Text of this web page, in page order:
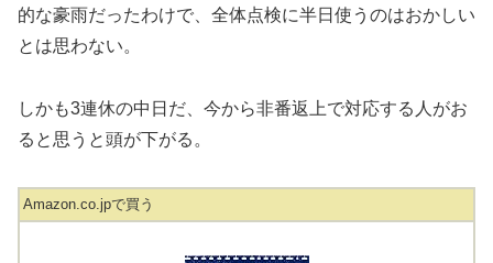
的な豪雨だったわけで、全体点検に半日使うのはおかしい
とは思わない。
しかも3連休の中日だ、今から非番返上で対応する人がお
ると思うと頭が下がる。
Amazon.co.jpで買う